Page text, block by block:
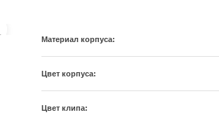
Материал корпуса:
Цвет корпуса:
Цвет клипа: